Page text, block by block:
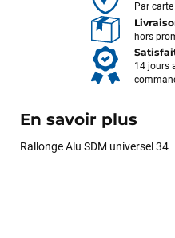
Par
hors
14 jours
En savoir plus
Rallonge Alu SDM universel 34